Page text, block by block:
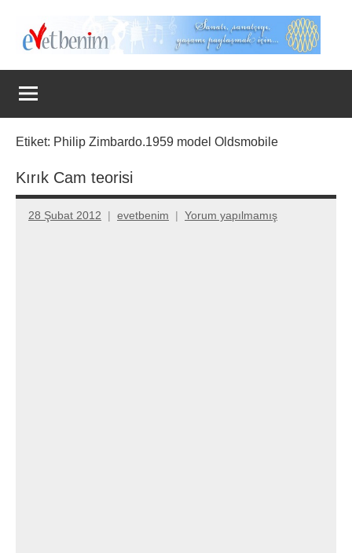
Evet
Benim
Etiket: Philip Zimbardo.1959 model Oldsmobile
Kırık Cam teorisi
28 Şubat 2012 evetbenim Yorum yapılmamış